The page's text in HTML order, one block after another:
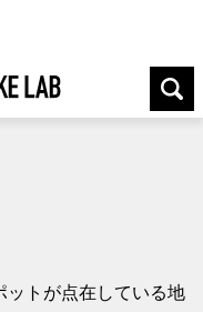
ットが点在している地